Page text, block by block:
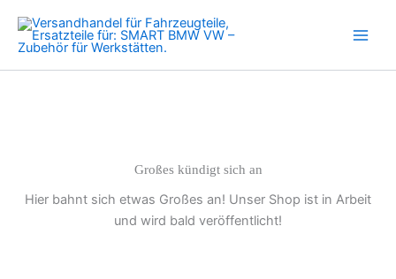
Inhalt
springen
Großes kündigt sich an
Hier bahnt sich etwas Großes an! Unser Shop ist in Arbeit
und wird bald veröffentlicht!
Getriebe
für
VW
GOLF